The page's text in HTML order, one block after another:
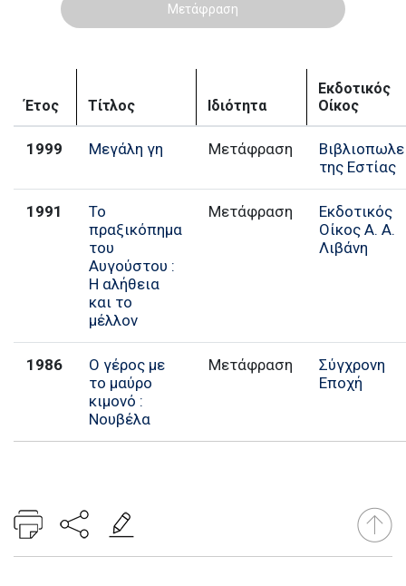
Μετάφραση
Έτος Τίτλος Ιδιότητα
Εκδοτικός
Οίκος
1999 Μεγάλη γη Μετάφραση
της Εστίας
1991
Το
πραξικόπημα
του
Αυγούστου :
Η αλήθεια
και το
μέλλον
Μετάφραση
Εκδοτικός
Οίκος Α. Α.
Λιβάνη
1986
Ο γέρος με
το μαύρο
κιμονό :
Νουβέλα
Μετάφραση
Σύγχρονη
Εποχή